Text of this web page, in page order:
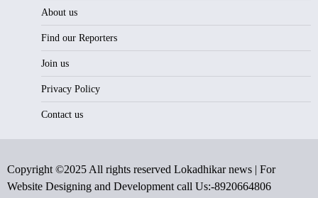
About us
Find our Reporters
Join us
Privacy Policy
Contact us
Copyright ©2025 All rights reserved Lokadhikar news | For
Website Designing and Development call Us:-8920664806